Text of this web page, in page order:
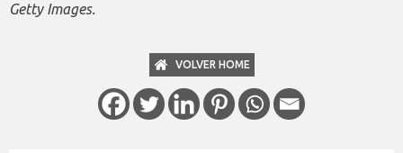
Getty Images.
VOLVER HOME